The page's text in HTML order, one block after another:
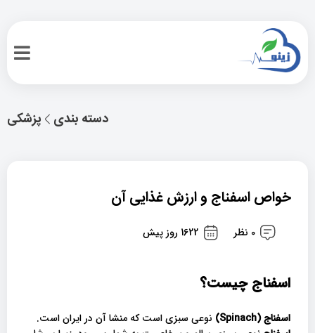
پزشکی دسته بندی
خواص اسفناج و ارزش غذایی آن
0 نظر 1622 روز پیش
اسفناج چیست؟
اسفناج(Spinach)
نوعی سبزی است که منشا آن در ایران است.